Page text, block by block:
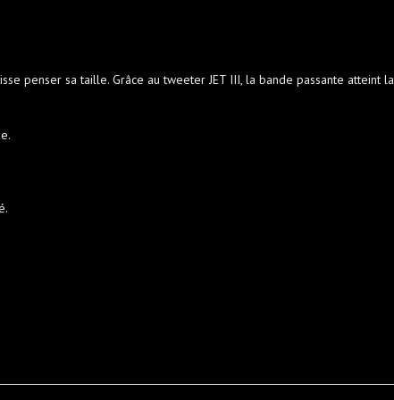
penser sa taille. Grâce au tweeter JET III, la bande passante atteint la